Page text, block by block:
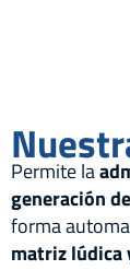
Permite la
generación
forma
matriz lúdica